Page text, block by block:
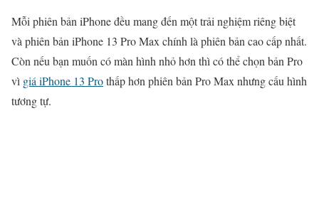
Mỗi phiên bản iPhone đều mang đến một trải nghiệm riêng biệt
và phiên bản iPhone 13 Pro Max chính là phiên bản cao cấp nhất.
Còn nếu bạn muốn có màn hình nhỏ hơn thì có thể chọn bản Pro
vì giá iPhone 13 Prothấp hơn phiên bản Pro Max nhưng cấu hình
tương tự.